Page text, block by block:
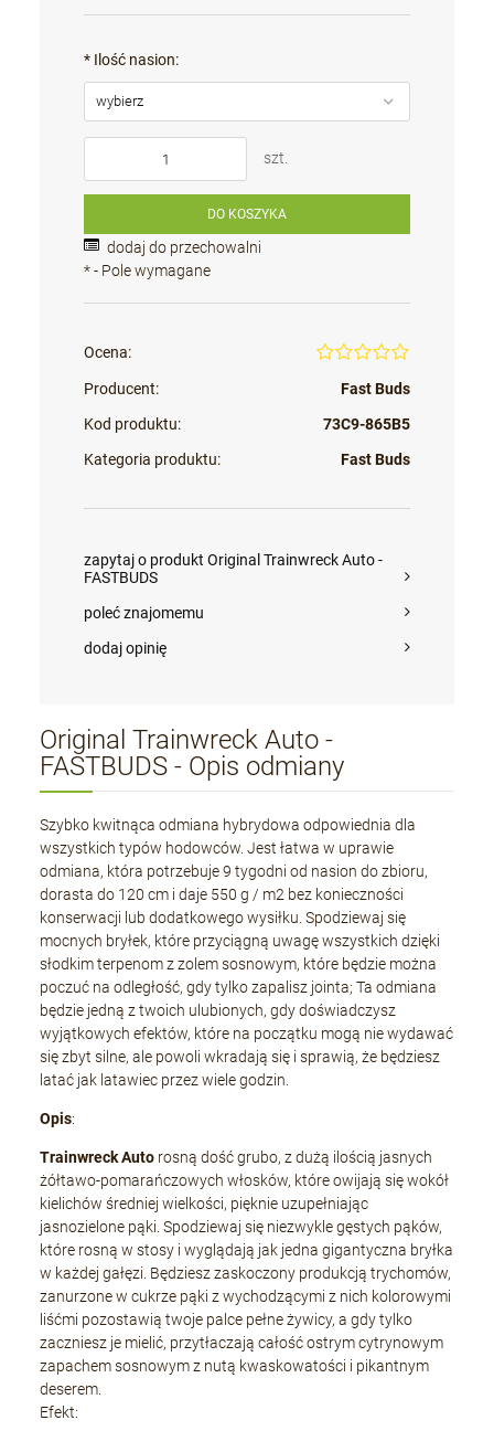
* Ilość nasion:
szt.
DO KOSZYKA
dodaj do przechowalni
*- Pole wymagane
Ocena:
Producent:
Fast Buds
Kod produktu:
73C9-865B5
Kategoria produktu:
Fast Buds
zapytaj o produkt Original Trainwreck Auto -
FASTBUDS
poleć znajomemu
dodaj opinię
Original Trainwreck Auto -
FASTBUDS - Opis odmiany
Szybko kwitnąca odmiana hybrydowa odpowiednia dla
wszystkich typów hodowców. Jest łatwa w uprawie
odmiana, która potrzebuje 9 tygodni od nasion do zbioru,
dorasta do 120 cm i daje 550 g / m2 bez konieczności
konserwacji lub dodatkowego wysiłku. Spodziewaj się
mocnych bryłek, które przyciągną uwagę wszystkich dzięki
słodkim terpenom z zolem sosnowym, które będzie można
poczuć na odległość, gdy tylko zapalisz jointa; Ta odmiana
będzie jedną z twoich ulubionych, gdy doświadczysz
wyjątkowych efektów, które na początku mogą nie wydawać
się zbyt silne, ale powoli wkradają się i sprawią, że będziesz
latać jak latawiec przez wiele godzin.
Opis:
Trainwreck Auto rosną dość grubo, z dużą ilością jasnych
żółtawo-pomarańczowych włosków, które owijają się wokół
kielichów średniej wielkości, pięknie uzupełniając
jasnozielone pąki. Spodziewaj się niezwykle gęstych pąków,
które rosną w stosy i wyglądają jak jedna gigantyczna bryłka
w każdej gałęzi. Będziesz zaskoczony produkcją trychomów,
zanurzone w cukrze pąki z wychodzącymi z nich kolorowymi
liśćmi pozostawią twoje palce pełne żywicy, a gdy tylko
zaczniesz je mielić, przytłaczają całość ostrym cytrynowym
zapachem sosnowym z nutą kwaskowatości i pikantnym
deserem.
Efekt: